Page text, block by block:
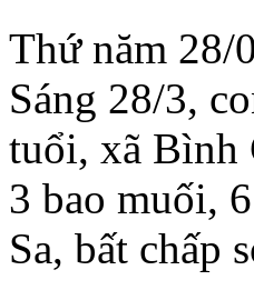
Thứ năm 28/
Sáng 28/3,
tuổi, xã Bình
3 bao muối,
Sa, bất chấp